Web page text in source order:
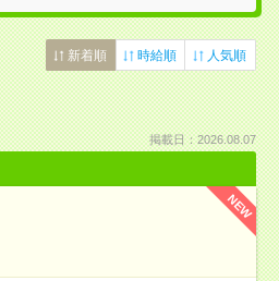
新着順 時給順 人気順
掲載日：2026.08.07
NEW